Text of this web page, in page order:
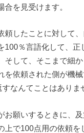
合を見受けます。
頼したことに対して
100％言語化して、正
そして、そこまで細
を依頼された側が機械
なんてことはありま
お願いするときに、
上で100点用の依頼を